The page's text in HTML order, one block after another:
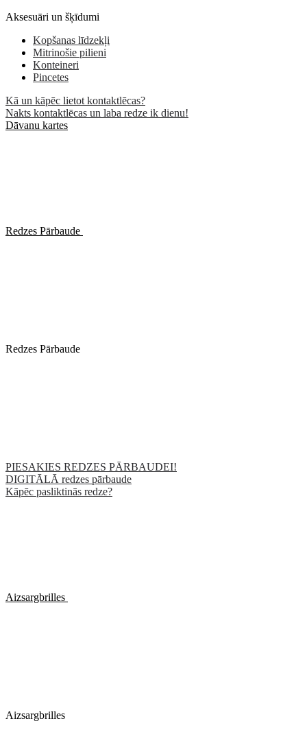
Aksesuāri un šķīdumi
Kopšanas līdzekļi
Mitrinošie pilieni
Konteineri
Pincetes
Kā un kāpēc lietot kontaktlēcas?
Nakts kontaktlēcas un laba redze ik dienu!
Dāvanu kartes
Redzes Pārbaude
Redzes Pārbaude
PIESAKIES REDZES PĀRBAUDEI!
DIGITĀLĀ redzes pārbaude
Kāpēc pasliktinās redze?
Aizsargbrilles
Aizsargbrilles